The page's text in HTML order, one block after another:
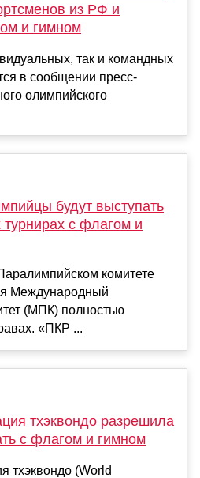
из РФ и
и гимном
так и командных
в сообщении пресс-
олимпийского
будут выступать
с флагом и
комитете
Международный
(МПК) полностью
«ПКР ...
тхэквондо разрешила
с флагом и гимном
тхэквондо (World